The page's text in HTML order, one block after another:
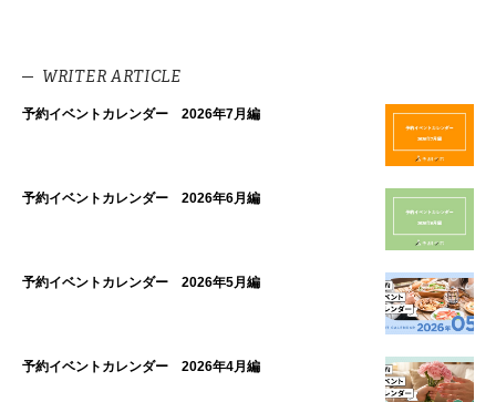
WRITER ARTICLE
予約イベントカレンダー 2026年7月編
予約イベントカレンダー 2026年6月編
予約イベントカレンダー 2026年5月編
予約イベントカレンダー 2026年4月編